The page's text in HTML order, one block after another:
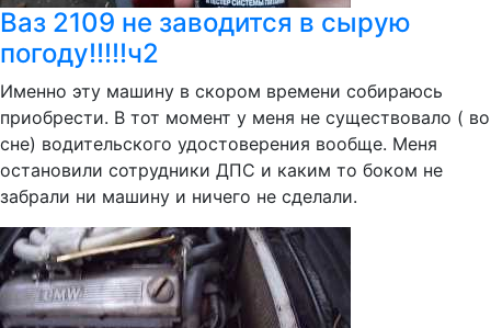
Ваз 2109 не заводится в сырую
погоду!!!!!ч2
Именно эту машину в скором времени собираюсь
приобрести. В тот момент у меня не существовало ( во
сне) водительского удостоверения вообще. Меня
остановили сотрудники ДПС и каким то боком не
забрали ни машину и ничего не сделали.